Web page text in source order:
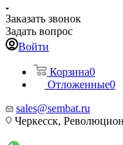
Заказать звонок
Задать вопрос
Войти
Корзина0
Отложенные0
sales@sembat.ru
Черкесск,